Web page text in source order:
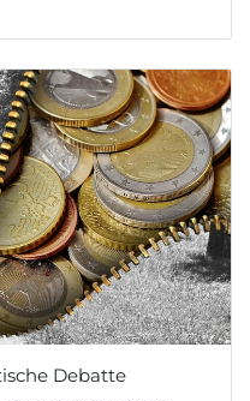
Debatte